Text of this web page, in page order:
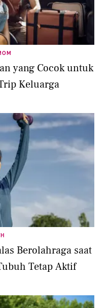
yang Cocok untuk
Keluarga
Berolahraga saat
Tetap Aktif